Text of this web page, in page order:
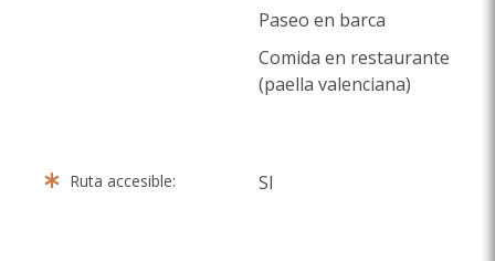
Paseo en barca
Comida en restaurante
(paella valenciana)
Ruta accesible: SI